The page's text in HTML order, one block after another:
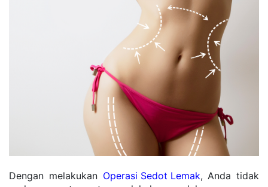
Dengan melakukan Operasi Sedot Lemak, Anda tidak